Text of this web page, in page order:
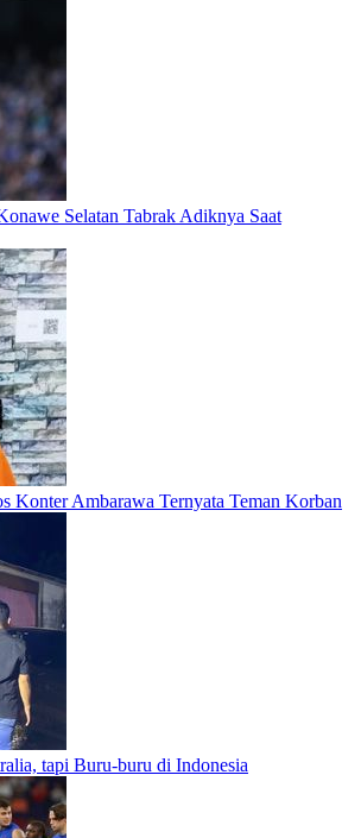
Selatan Tabrak Adiknya Saat
Konter Ambarawa Ternyata Teman Korban
tapi Buru-buru di Indonesia